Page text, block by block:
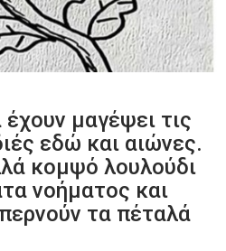
μαγέψει τις
εδώ και αιώνες.
κομψό λουλούδι
νοήματος και
τα πέταλά